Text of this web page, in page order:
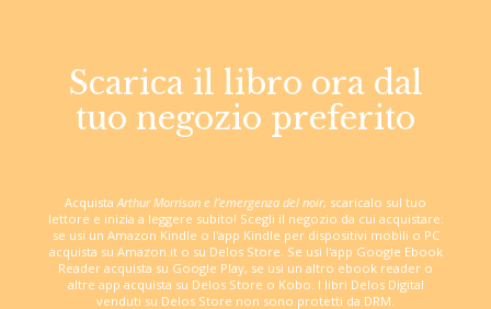
Scarica il libro ora dal
tuo negozio preferito
Acquista Arthur Morrison e l’emergenza del noir, scaricalo sul tuo
lettore e inizia a leggere subito! Scegli il negozio da cui acquistare:
se usi un Amazon Kindle o l'app Kindle per dispositivi mobili o PC
acquista su Amazon.it o su Delos Store. Se usi l'app Google Ebook
Reader acquista su Google Play, se usi un altro ebook reader o
altre app acquista su Delos Store o Kobo. I libri Delos Digital
venduti su Delos Store non sono protetti da DRM.